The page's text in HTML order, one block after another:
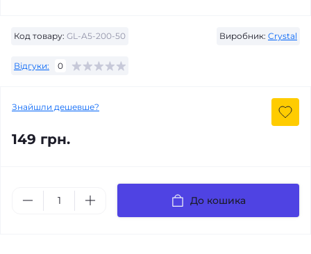
Код товару: GL-A5-200-50 Виробник: Crystal
Відгуки: 0
Знайшли дешевше?
149 грн.
До кошика